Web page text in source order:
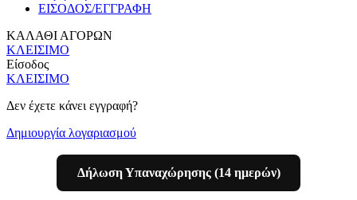
ΕΙΣΟΔΟΣ/ΕΓΓΡΑΦΗ
ΚΑΛΑΘΙ ΑΓΟΡΩΝ
ΚΛΕΙΣΙΜΟ
Είσοδος
ΚΛΕΙΣΙΜΟ
Δεν έχετε κάνει εγγραφή?
Δημιουργία λογαριασμού
Δήλωση Υπαναχώρησης (14 ημερών)